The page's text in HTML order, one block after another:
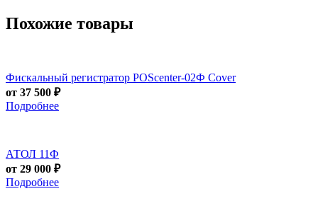
Похожие товары
Фискальный регистратор POScenter-02Ф Cover
от 37 500 ₽
Подробнее
АТОЛ 11Ф
от 29 000 ₽
Подробнее